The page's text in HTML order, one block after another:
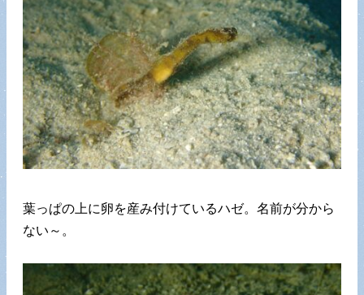
葉っぱの上に卵を産み付けているハゼ。名前が分から
ない～。